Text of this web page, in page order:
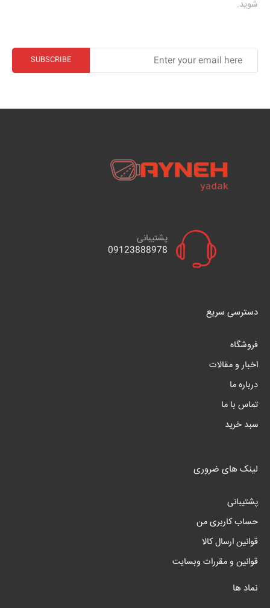
شوید.
پشتیبانی
09123888978
دسترسی سریع
فروشگاه
اخبار و مقالات
درباره ما
تماس با ما
سبد خرید
لینک های ضروری
پشتیبانی
حساب کاربری من
قوانین ارسال کالا
قوانین و مقررات وبسایت
نماد ها